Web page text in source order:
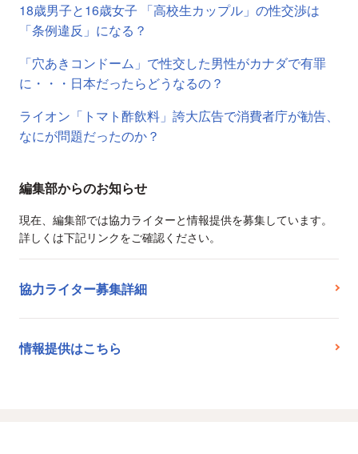
18歳男子と16歳女子 「高校生カップル」の性交渉は
「条例違反」になる？
「穴あきコンドーム」で性交した男性がカナダで有罪
に・・・日本だったらどうなるの？
ライオン「トマト酢飲料」誇大広告で消費者庁が勧告、
なにが問題だったのか？
編集部からのお知らせ
現在、編集部では協力ライターと情報提供を募集しています。
詳しくは下記リンクをご確認ください。
協力ライター募集詳細
情報提供はこちら